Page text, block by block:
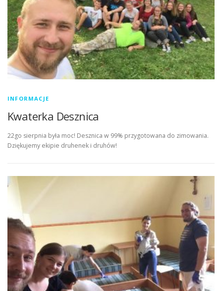
INFORMACJE
Kwaterka Desznica
22go sierpnia była moc! Desznica w 99% przygotowana do zimowania.
Dziękujemy ekipie druhenek i druhów!